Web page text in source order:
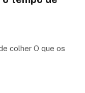
colher O que os